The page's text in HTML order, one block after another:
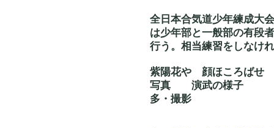
全日本合気道少年練成大
は少年部と一般部の有段
行う。相当練習をしなけ
紫陽花や 顔ほこ
写真 演武
多・撮影